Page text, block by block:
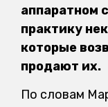
аппаратном
практику
которые
продают их.
По словам